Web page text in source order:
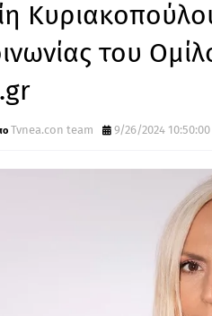
του
Tvnea.con team 9/26/2024